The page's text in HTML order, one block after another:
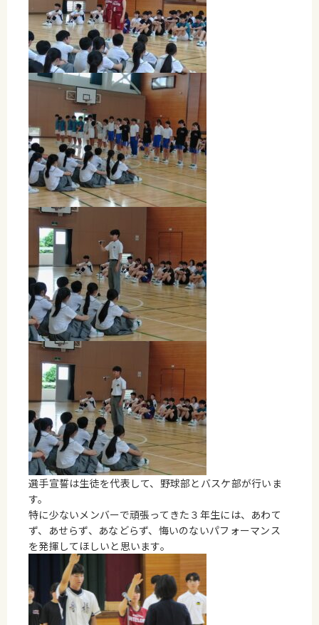
選手宣誓は生徒を代表して、野球部とバスケ部が行いま
す。
特に少ないメンバーで頑張ってきた３年生には、あわて
ず、あせらず、あなどらず、悔いのないパフォーマンス
を発揮してほしいと思います。